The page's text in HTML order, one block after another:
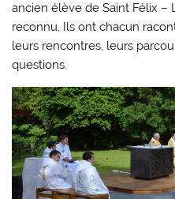
ancien élève de Saint Félix –
reconnu. Ils ont chacun
leurs rencontres, leurs
questions.